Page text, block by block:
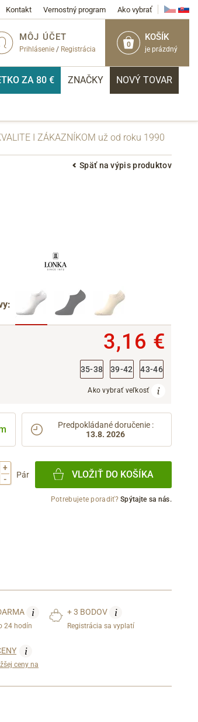
Kontakt Vernostný program Ako vybrať
0
KOŠÍK
je prázdný
MÔJ ÚČET
Prihlásenie / Registrácia
ZA 80 € ZNAČKY NOVÝ TOVAR
I ZÁKAZNÍKOM už od roku 1990
Späť na výpis produktov
3,16 €
35-38 39-42 43-46
Ako vybrať veľkosť
Predpokládané doručenie :
13.8. 2026
+
-
Pár VLOŽIŤ DO KOŠÍKA
Potrebujete poradiť?Spýtajte sa nás.
i
24 hodín
+ 3 BODOV i
Registrácia sa vyplatí
i
ceny na